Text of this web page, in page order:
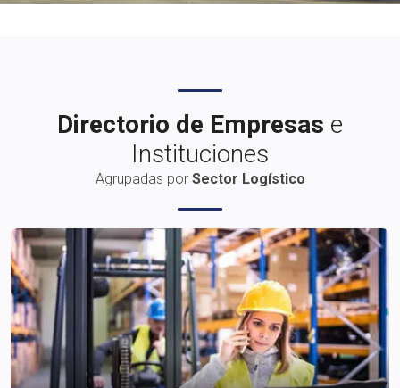
Directorio de Empresas e
Instituciones
Agrupadas por Sector Logístico